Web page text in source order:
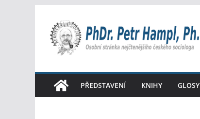
obsah
PŘEDSTAVENÍ KNIHY GLOSY